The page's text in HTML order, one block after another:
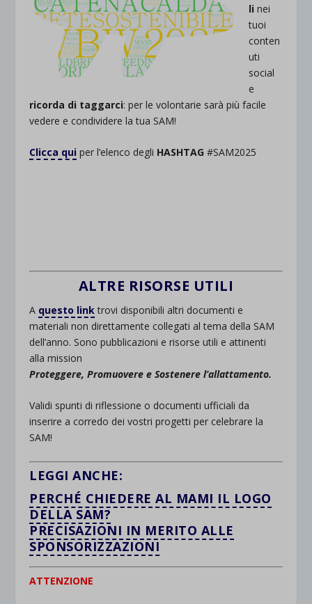
li nei
tuoi
conten
uti
social
e
ricorda di taggarci: per le volontarie sarà più facile
vedere e condividere la tua SAM!
Clicca qui per l’elenco degli HASHTAG #SAM2025
ALTRE RISORSE UTILI
A questo link trovi disponibili altri documenti e
materiali non direttamente collegati al tema della SAM
dell’anno. Sono pubblicazioni e risorse utili e attinenti
alla mission
Proteggere, Promuovere e Sostenere l’allattamento.
Validi spunti di riflessione o documenti ufficiali da
inserire a corredo dei vostri progetti per celebrare la
SAM!
LEGGI ANCHE:
PERCHÉ CHIEDERE AL MAMI IL LOGO
DELLA SAM?
PRECISAZIONI IN MERITO ALLE
SPONSORIZZAZIONI
ATTENZIONE